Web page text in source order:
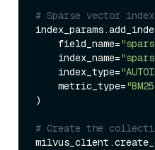
# Sparse vector index
    field_name=
    index_name=
    index_type=
    metric_type=
)
# Create the